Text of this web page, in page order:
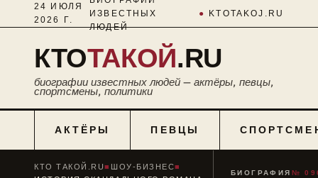
24 ИЮЛЯ
2026 Г.
ИЗВЕСТНЫХ
ЛЮДЕЙ
● KTOTAKOJ.RU
КТОТАКОЙ.RU
биографии известных людей — актёры, певцы,
спортсмены, политики
АКТЁРЫ ПЕВЦЫ
КТО ТАКОЙ.RU■ ШОУ-БИЗНЕС■
БИОГРАФИЯ №